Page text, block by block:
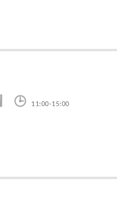
11:00-15:00